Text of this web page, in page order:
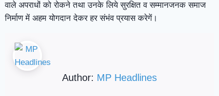
वाले अपराधों को रोकने तथा उनके लिये सुरक्षित व सम्मानजनक समाज
निर्माण में अहम योगदान देकर हर संभंव प्रयास करेगें।
Author: MP Headlines